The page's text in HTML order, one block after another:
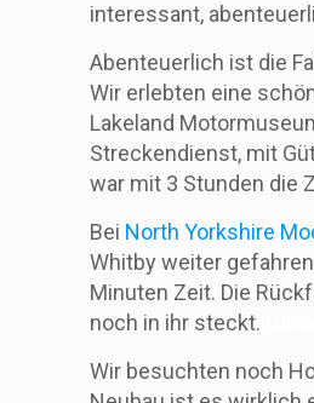
interessant,
Abenteuerlich ist die
Wir erlebten eine
Lakeland
Streckendienst, mit
war mit 3 Stunden die
Bei North Yorkshire
Whitby weiter
Minuten Zeit. Die
noch in ihr steckt.
Wir besuchten noch